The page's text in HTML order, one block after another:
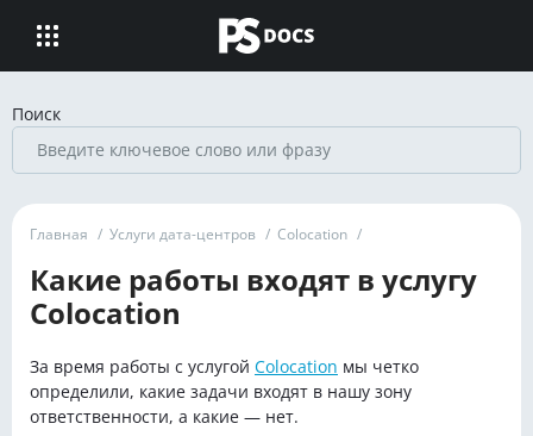
Поиск
Главная / Услуги дата-центров / Colocation /
Какие работы входят в услугу
Colocation
За время работы с услугой Colocation мы чeтко
определили, какие задачи входят в нашу зону
ответственности, а какие — нет.